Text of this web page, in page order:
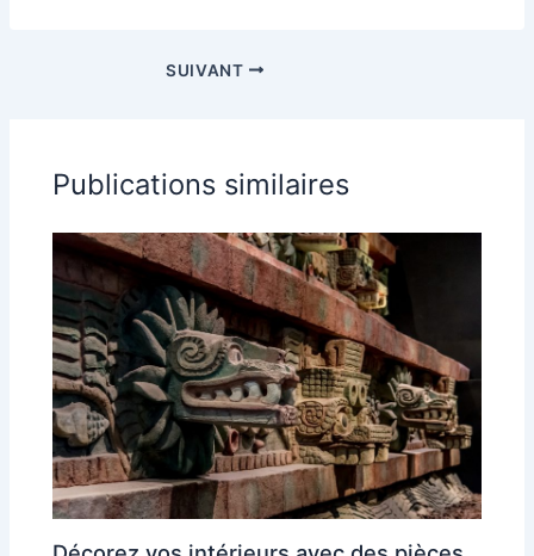
SUIVANT
Publications similaires